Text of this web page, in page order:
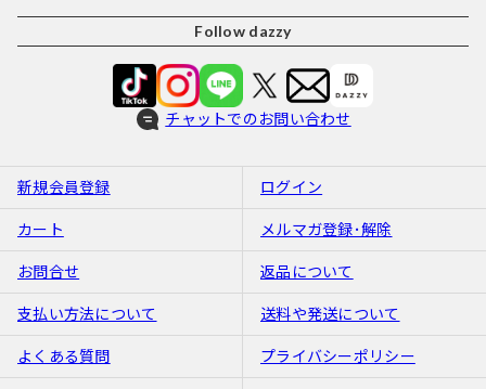
Follow dazzy
チャットでのお問い合わせ
新規会員登録 ログイン
カート メルマガ登録･解除
お問合せ 返品について
支払い方法について 送料や発送について
よくある質問 プライバシーポリシー